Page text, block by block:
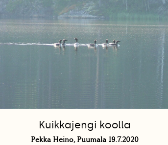
Kuikkajengi koolla
Pekka Heino, Puumala 19.7.2020